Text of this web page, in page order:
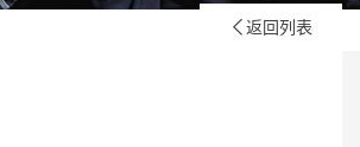
 返回列表